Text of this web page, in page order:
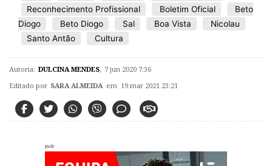
Reconhecimento Profissional
Boletim Oficial
Beto
Diogo
Beto Diogo Sal Boa Vista
Nicolau
Santo Antão
Cultura
Autoria: DULCINA MENDES 7 jun 2020 7:36
Editado por SARA ALMEIDA em 19 mar 2021 23:21
pub